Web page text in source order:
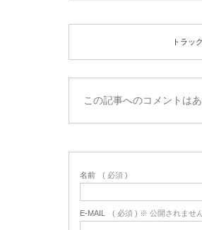
トラッ
この記事へのコメントはあ
名前 ( 必須 )
E-MAIL ( 必須 ) ※ 公開されませ